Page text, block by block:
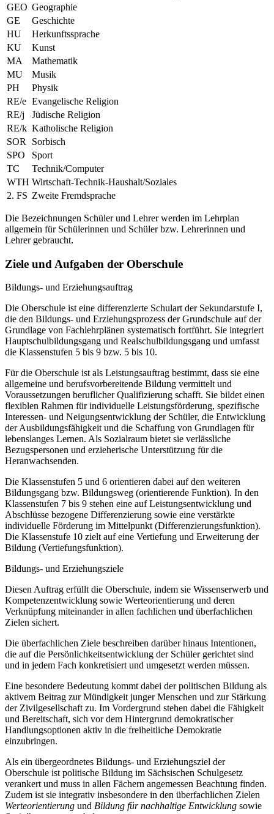
GEO Geographie
GE
Geschichte
HU
Herkunftssprache
KU
Kunst
MA
Mathematik
MU
Musik
PH
Physik
RE/e Evangelische Religion
RE/j
Jüdische Religion
RE/k Katholische Religion
SOR
Sorbisch
SPO
Sport
TC
Technik/Computer
WTH Wirtschaft-Technik-Haushalt/Soziales
2. FS Zweite Fremdsprache
Die Bezeichnungen Schüler und Lehrer werden im Lehrplan
allgemein für Schülerinnen und Schüler bzw. Lehrerinnen und
Lehrer gebraucht.
Ziele und Aufgaben der Oberschule
Bildungs- und Erziehungsauftrag
Die Oberschule ist eine differenzierte Schulart der Sekundarstufe I,
die den Bildungs- und Erziehungsprozess der Grundschule auf der
Grundlage von Fachlehrplänen systematisch fortführt. Sie integriert
Hauptschulbildungsgang und Realschulbildungsgang und umfasst
die Klassenstufen 5 bis 9 bzw. 5 bis 10.
Für die Oberschule ist als Leistungsauftrag bestimmt, dass sie eine
allgemeine und berufsvorbereitende Bildung vermittelt und
Voraussetzungen beruflicher Qualifizierung schafft. Sie bildet einen
flexiblen Rahmen für individuelle Leistungsförderung, spezifische
Interessen- und Neigungsentwicklung der Schüler, die Entwicklung
der Ausbildungsfähigkeit und die Schaffung von Grundlagen für
lebenslanges Lernen. Als Sozialraum bietet sie verlässliche
Bezugspersonen und erzieherische Unterstützung für die
Heranwachsenden.
Die Klassenstufen 5 und 6 orientieren dabei auf den weiteren
Bildungsgang bzw. Bildungsweg (orientierende Funktion). In den
Klassenstufen 7 bis 9 stehen eine auf Leistungsentwicklung und
Abschlüsse bezogene Differenzierung sowie eine verstärkte
individuelle Förderung im Mittelpunkt (Differenzierungsfunktion).
Die Klassenstufe 10 zielt auf eine Vertiefung und Erweiterung der
Bildung (Vertiefungsfunktion).
Bildungs- und Erziehungsziele
Diesen Auftrag erfüllt die Oberschule, indem sie Wissenserwerb und
Kompetenzentwicklung sowie Werteorientierung und deren
Verknüpfung miteinander in allen fachlichen und überfachlichen
Zielen sichert.
Die überfachlichen Ziele beschreiben darüber hinaus Intentionen,
die auf die Persönlichkeitsentwicklung der Schüler gerichtet sind
und in jedem Fach konkretisiert und umgesetzt werden müssen.
Eine besondere Bedeutung kommt dabei der politischen Bildung als
aktivem Beitrag zur Mündigkeit junger Menschen und zur Stärkung
der Zivilgesellschaft zu. Im Vordergrund stehen dabei die Fähigkeit
und Bereitschaft, sich vor dem Hintergrund demokratischer
Handlungsoptionen aktiv in die freiheitliche Demokratie
einzubringen.
Als ein übergeordnetes Bildungs- und Erziehungsziel der
Oberschule ist politische Bildung im Sächsischen Schulgesetz
verankert und muss in allen Fächern angemessen Beachtung finden.
Zudem ist sie integrativ insbesondere in den überfachlichen Zielen
Werteorientierung und Bildung für nachhaltige Entwicklung sowie